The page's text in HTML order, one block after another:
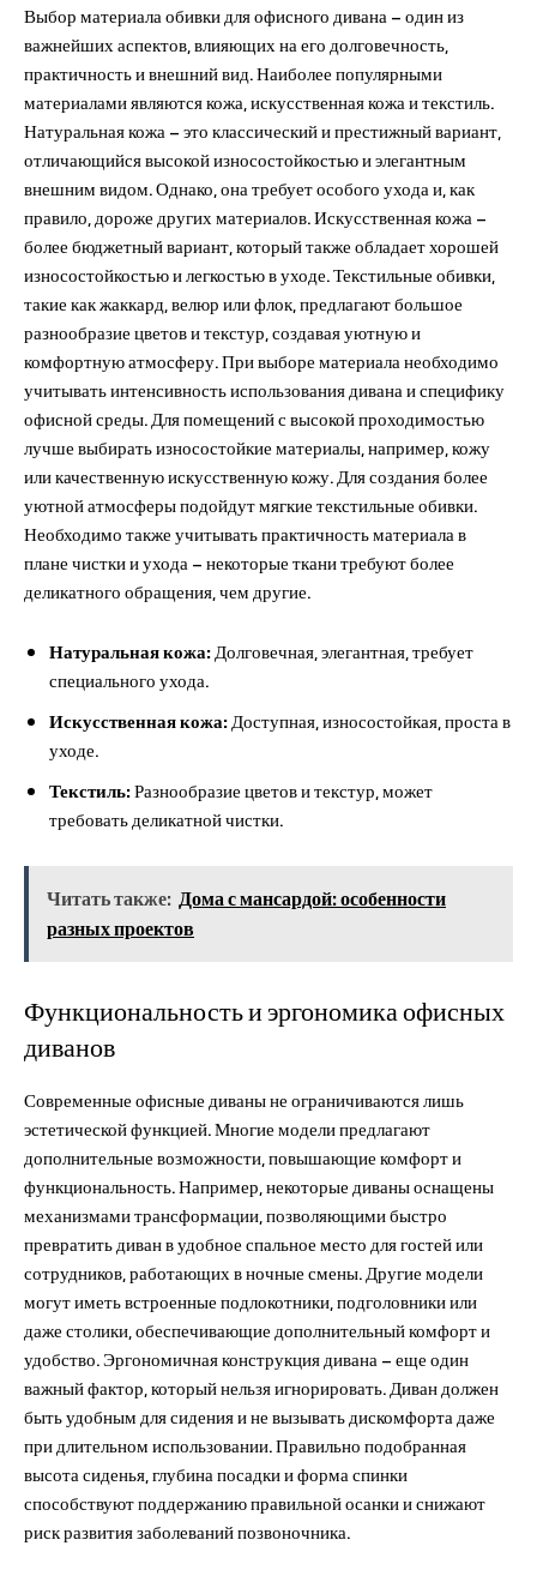
Выбор материала обивки для офисного дивана – один из
важнейших аспектов, влияющих на его долговечность,
практичность и внешний вид. Наиболее популярными
материалами являются кожа, искусственная кожа и текстиль.
Натуральная кожа – это классический и престижный вариант,
отличающийся высокой износостойкостью и элегантным
внешним видом. Однако, она требует особого ухода и, как
правило, дороже других материалов. Искусственная кожа –
более бюджетный вариант, который также обладает хорошей
износостойкостью и легкостью в уходе. Текстильные обивки,
такие как жаккард, велюр или флок, предлагают большое
разнообразие цветов и текстур, создавая уютную и
комфортную атмосферу. При выборе материала необходимо
учитывать интенсивность использования дивана и специфику
офисной среды. Для помещений с высокой проходимостью
лучше выбирать износостойкие материалы, например, кожу
или качественную искусственную кожу. Для создания более
уютной атмосферы подойдут мягкие текстильные обивки.
Необходимо также учитывать практичность материала в
плане чистки и ухода – некоторые ткани требуют более
деликатного обращения, чем другие.
Натуральная кожа:Долговечная, элегантная, требует
специального ухода.
Искусственная кожа:Доступная, износостойкая, проста в
уходе.
Текстиль:Разнообразие цветов и текстур, может
требовать деликатной чистки.
Читать также: Дома с мансардой: особенности
разных проектов
Функциональность и эргономика офисных
диванов
Современные офисные диваны не ограничиваются лишь
эстетической функцией. Многие модели предлагают
дополнительные возможности, повышающие комфорт и
функциональность. Например, некоторые диваны оснащены
механизмами трансформации, позволяющими быстро
превратить диван в удобное спальное место для гостей или
сотрудников, работающих в ночные смены. Другие модели
могут иметь встроенные подлокотники, подголовники или
даже столики, обеспечивающие дополнительный комфорт и
удобство. Эргономичная конструкция дивана – еще один
важный фактор, который нельзя игнорировать. Диван должен
быть удобным для сидения и не вызывать дискомфорта даже
при длительном использовании. Правильно подобранная
высота сиденья, глубина посадки и форма спинки
способствуют поддержанию правильной осанки и снижают
риск развития заболеваний позвоночника.